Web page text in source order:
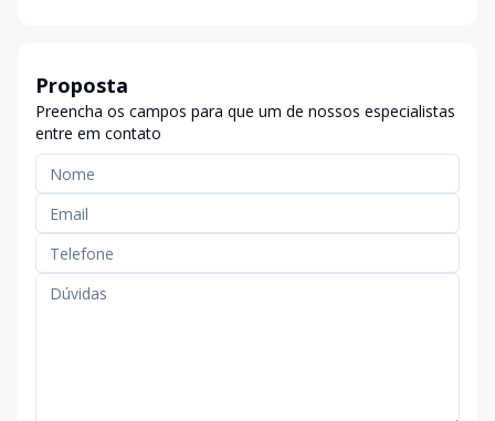
Proposta
Preencha os campos para que um de nossos especialistas
entre em contato